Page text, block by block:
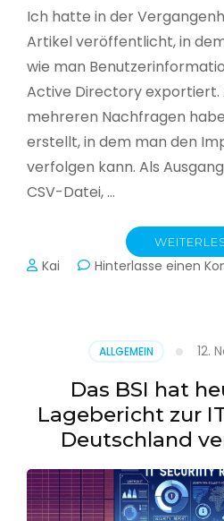
Ich hatte in der
Artikel veröffentlicht, in
wie man
Active Directory exportiert.
mehreren Nachfragen
erstellt, in dem man den
verfolgen kann. Als
CSV-Datei, …
Kai Hinterlasse einen
ALLGEMEIN 12.
Das BSI hat
Lagebericht zur
Deutschland